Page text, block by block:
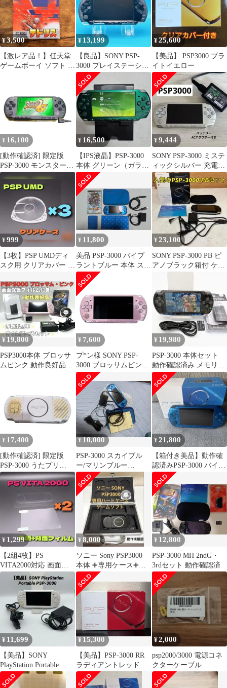
¥3,500
【激レア品！】任天堂
ゲームボーイ ソフト テ
¥ 13,199
【良品】SONY PSP-
3000 プレイステーショ
ンポータブル
¥25,600
【美品】 PSP3000 ブラ
イトイエロー
¥ 16,100
[動作確認済] 限定版
PSP-3000 モンスターハ
ンター3rd i16100
¥ 16,500
【IPS液晶】PSP-3000
本体 グリーン（ガラス
ラミネート）動作確認
済
¥9,444
SONY PSP-3000 ミステ
ィックシルバー 充電器
付
¥999
【3枚】PSP UMDディ
スク用 クリアカバー ケ
ーム
¥ 11,800
美品 PSP-3000 バイブ
ラントブルー 本体 スパ
ロボZ 再世篇 付属品多
数
¥23,100
SONY PSP-3000 PB ピ
アノブラック箱付 ケー
¥ 19,800
PSP3000本体 ブロッサ
ムピンク 動作良好品す
¥ 7,600
プ*ン様 SONY PSP-
3000 ブロッサムピンク
本体のみ 電池コード無
¥ 19,980
PSP-3000 本体セット
動作確認済み メモリー
スティックバッテリー
付き
¥ 17,400
[動作確認済] 限定版
PSP-3000 うたプリ
AllStar i17000
¥10,000
PSP-3000 スカイブル
ー/マリンブルー
VALUE PACK 箱付き
本体
¥21,800
【箱付き美品】動作確
認済みPSP-3000 バイブ
ラント・ブルー 本体 ソ
ニー
¥ 1,299
【2組4枚】PS
VITA2000対応 画面保
護フィルム 液晶 背面
ヴィータ
¥8,000
ソニー Sony PSP3000
本体 ➕専用ケース➕ゲ
ームソフト【動作未確
認】
¥ 12,800
PSP-3000 MH 2ndG・
3rdセット 動作確認済
¥ 11,699
【美品】SONY
PlayStation Portable
PSP-3000
¥ 15,300
【美品】PSP-3000 RR
ラディアントレッド バ
ッテリー、メモリー、
箱付き
¥2,000
psp2000/3000 電源コネ
クターケーブル